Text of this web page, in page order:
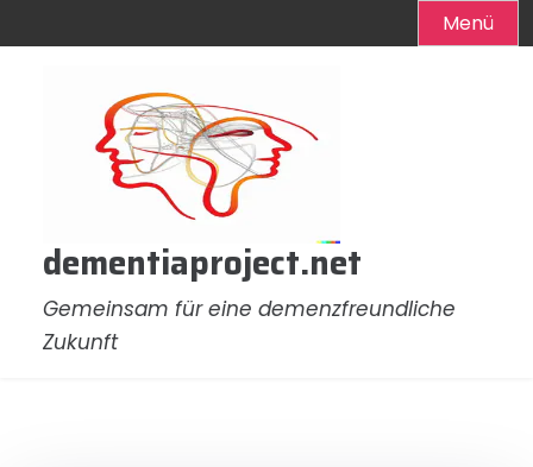
Menü
dementiaproject.net
Gemeinsam für eine demenzfreundliche
Zukunft